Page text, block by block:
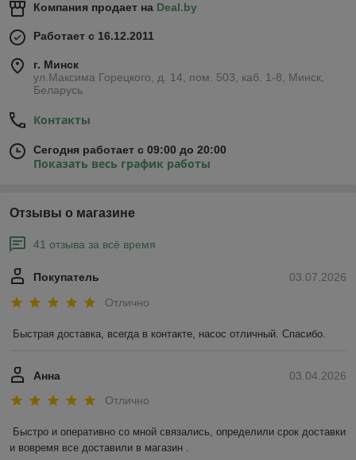
Компания продает на Deal.by
Работает с 16.12.2011
г. Минск
ул.Максима Горецкого, д. 14, пом. 503, каб. 1-8, Минск,
Беларусь
Контакты
Сегодня работает с 09:00 до 20:00
Показать весь график работы
Отзывы о магазине
41 отзыва за всё время
03.07.2026
Покупатель
Отлично
Быстрая доставка, всегда в контакте, насос отличный. Спасибо.
03.04.2026
Анна
Отлично
Быстро и оперативно со мной связались, определили срок доставки
и вовремя все доставили в магазин .